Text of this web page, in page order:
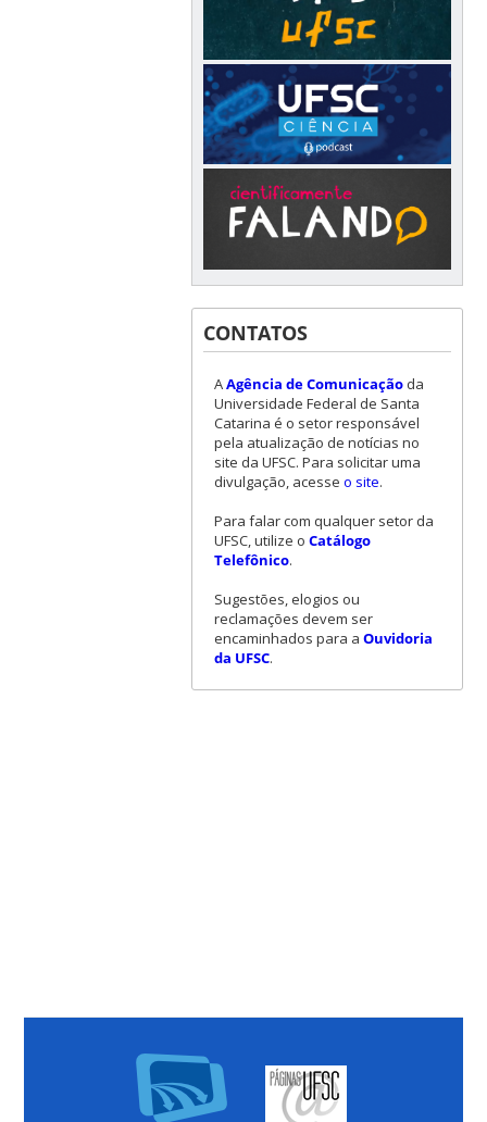
CONTATOS
AAgência de Comunicaçãoda
Universidade Federal de Santa
Catarina é o setor responsável
pela atualização de notícias no
site da UFSC. Para solicitar uma
divulgação, acesse o site.
Para falar com qualquer setor da
UFSC, utilize o Catálogo
Telefônico.
Sugestões, elogios ou
reclamações devem ser
encaminhados para a Ouvidoria
da UFSC.